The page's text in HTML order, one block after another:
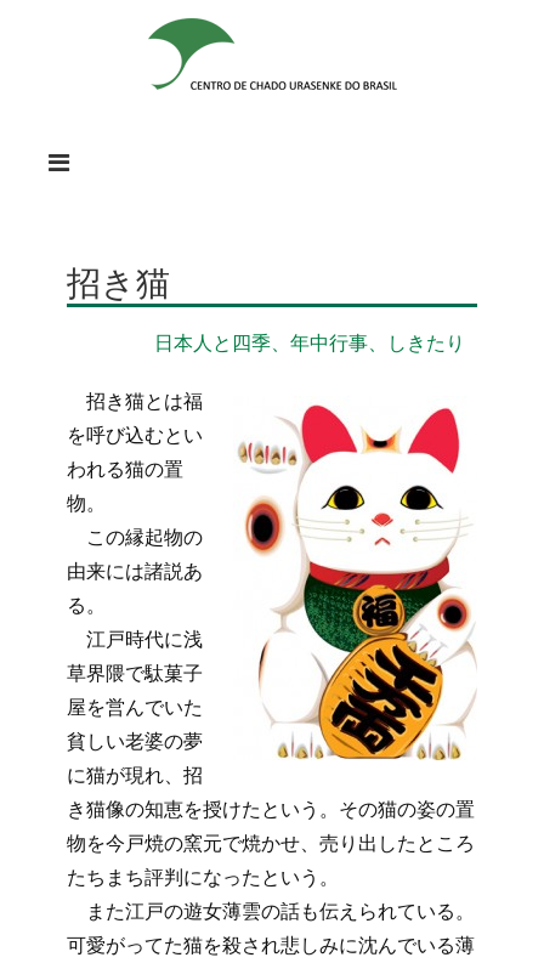
招き猫
日本人と四季、年中行事、しきたり
招き猫とは福
を呼び込むとい
われる猫の置
物。
この縁起物の
由来には諸説あ
る。
江戸時代に浅
草界隈で駄菓子
屋を営んでいた
貧しい老婆の夢
に猫が現れ、招
き猫像の知恵を授けたという。その猫の姿の置
物を今戸焼の窯元で焼かせ、売り出したところ
たちまち評判になったという。
また江戸の遊女薄雲の話も伝えられている。
可愛がってた猫を殺され悲しみに沈んでいる薄